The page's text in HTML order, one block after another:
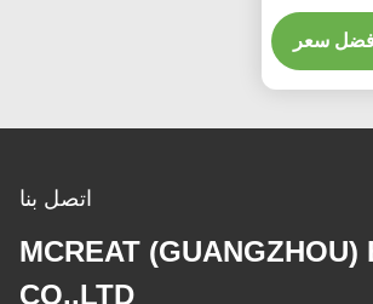
مرة
سعر
اتصل بنا
MCREAT (GUANGZHOU)
CO.,LTD